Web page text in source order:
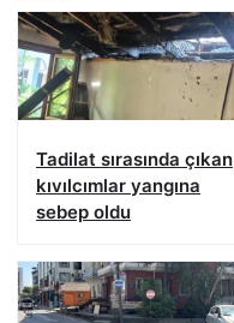
Tadilat sırasında çıkan
kıvılcımlar yangına
sebep oldu